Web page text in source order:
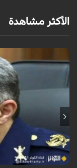
الأكثر مشاهدة
قال قائد القوات الجوية
الجوية للجيش ستبذل